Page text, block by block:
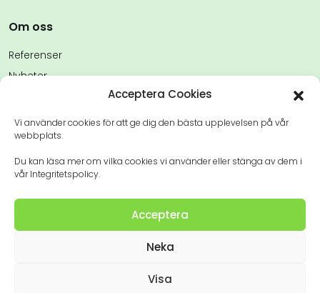
Acceptera Cookies
Vi använder cookies för att ge dig den bästa upplevelsen på vår
webbplats.
Du kan läsa mer om vilka cookies vi använder eller stänga av dem i
vår Integritetspolicy.
Acceptera
Neka
Visa
Om oss
Referenser
Nyheter
Kontakta oss
© 2022 Vårdpersonal. En del av AB Big Care